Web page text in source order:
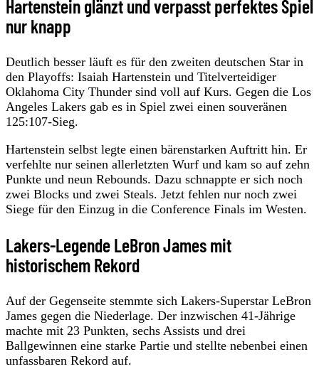
Hartenstein glänzt und verpasst perfektes Spiel
nur knapp
Deutlich besser läuft es für den zweiten deutschen Star in
den Playoffs: Isaiah Hartenstein und Titelverteidiger
Oklahoma City Thunder sind voll auf Kurs. Gegen die Los
Angeles Lakers gab es in Spiel zwei einen souveränen
125:107-Sieg.
Hartenstein selbst legte einen bärenstarken Auftritt hin. Er
verfehlte nur seinen allerletzten Wurf und kam so auf zehn
Punkte und neun Rebounds. Dazu schnappte er sich noch
zwei Blocks und zwei Steals. Jetzt fehlen nur noch zwei
Siege für den Einzug in die Conference Finals im Westen.
Lakers-Legende LeBron James mit
historischem Rekord
Auf der Gegenseite stemmte sich Lakers-Superstar LeBron
James gegen die Niederlage. Der inzwischen 41-Jährige
machte mit 23 Punkten, sechs Assists und drei
Ballgewinnen eine starke Partie und stellte nebenbei einen
unfassbaren Rekord auf.